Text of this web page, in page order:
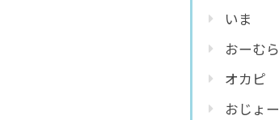
いま
おーむら
オカピ
おじょー